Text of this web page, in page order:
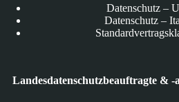
Datenschutz –
Datenschutz –
Landesdatenschutzbeauftragte & -